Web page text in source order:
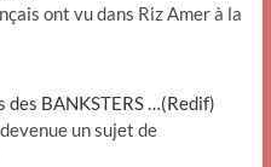
ont vu dans Riz Amer à la
des BANKSTERS …(Redif)
un sujet de